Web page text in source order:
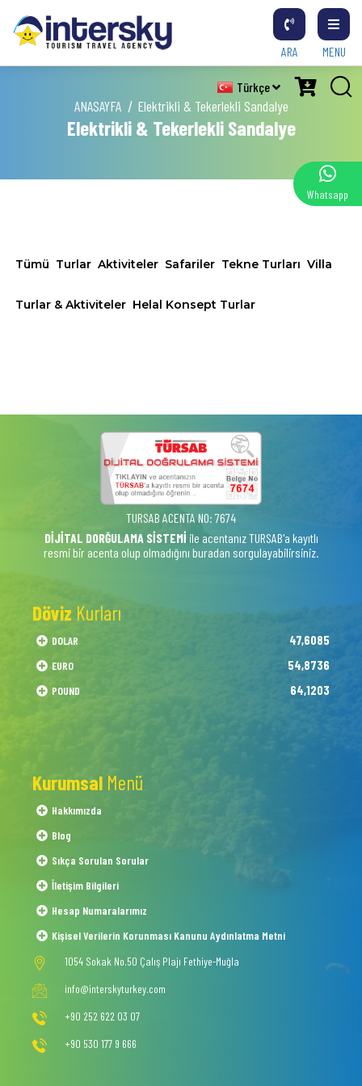
MENU
ARA
Türkçe
ANASAYFA Elektrikli & Tekerlekli Sandalye
Elektrikli & Tekerlekli Sandalye
Tümü Turlar Aktiviteler Safariler Tekne Turları Villa
Turlar & Aktiviteler Helal Konsept Turlar
Whatsapp
TURSAB ACENTA NO: 7674
DİJİTAL DORĞULAMA SİSTEMİ ile acentanız TURSAB'a kayıtlı
resmi bir acenta olup olmadığını buradan sorgulayabilirsiniz.
Döviz Kurları
DOLAR 47,6085
EURO 54,8736
POUND 64,1203
Kurumsal Menü
Hakkımızda
Blog
Sıkça Sorulan Sorular
İletişim Bilgileri
Hesap Numaralarımız
Kişisel Verilerin Korunması Kanunu Aydınlatma Metni
1054 Sokak No.50 Çalış Plajı Fethiye-Muğla
info@interskyturkey.com
+90 252 622 03 07
+90 530 177 9 666